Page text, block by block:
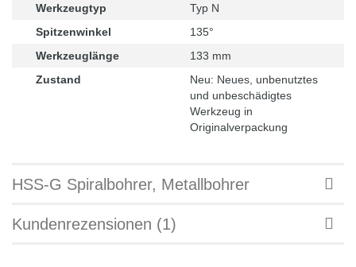
Werkzeugtyp
Typ N
Spitzenwinkel
135°
Werkzeuglänge
133 mm
Zustand
Neu: Neues, unbenutztes
und unbeschädigtes
Werkzeug in
Originalverpackung
HSS-G Spiralbohrer, Metallbohrer
Kundenrezensionen (1)